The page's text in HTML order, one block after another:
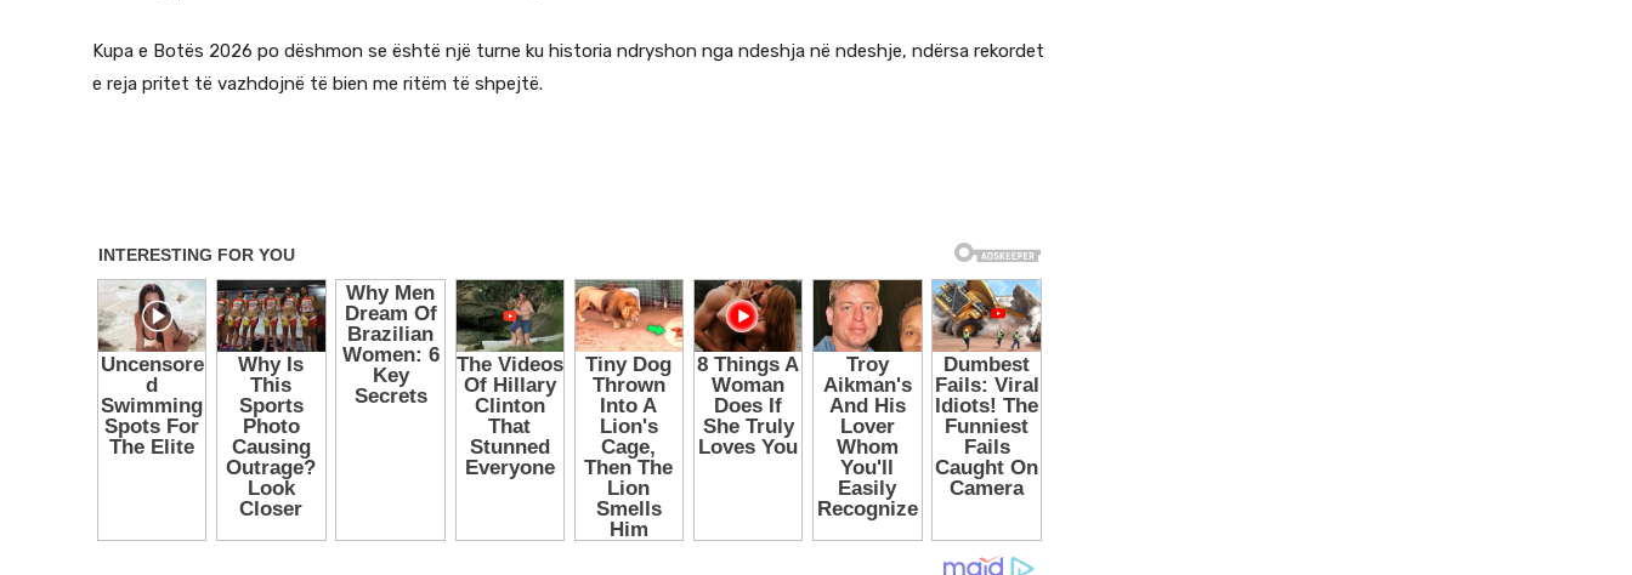
Kupa e Botës 2026 po dëshmon se është një turne ku historia ndryshon nga ndeshja në ndeshje, ndërsa rekordet
e reja pritet të vazhdojnë të bien me ritëm të shpejtë.